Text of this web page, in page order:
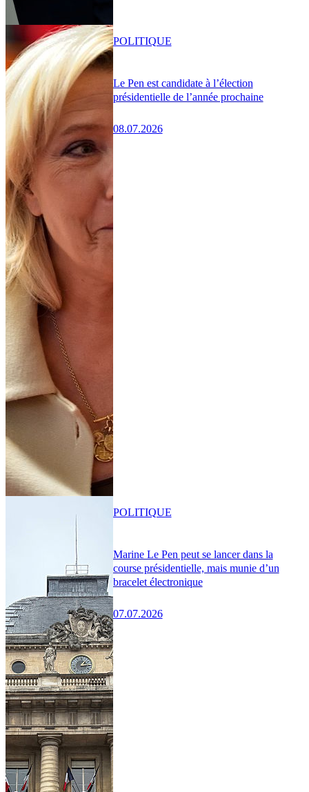
Le Pen est candidate à l’élection
présidentielle de l’année prochaine
08.07.2026
POLITIQUE
Marine Le Pen peut se lancer dans la
course présidentielle, mais munie d’un
bracelet électronique
07.07.2026
POLITIQUE